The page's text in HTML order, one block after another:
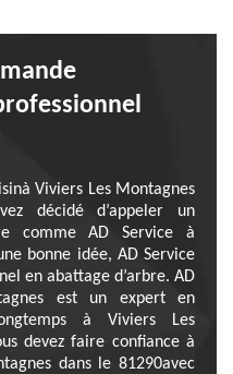
Viviers Les Montagnes
décidé d’appeler un
comme AD Service à
bonne idée, AD Service
en abattage d’arbre. AD
est un expert en
à Viviers Les
devez faire confiance à
dans le 81290avec